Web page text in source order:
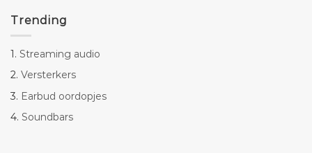
Trending
1. Streaming audio
2. Versterkers
3. Earbud oordopjes
4. Soundbars